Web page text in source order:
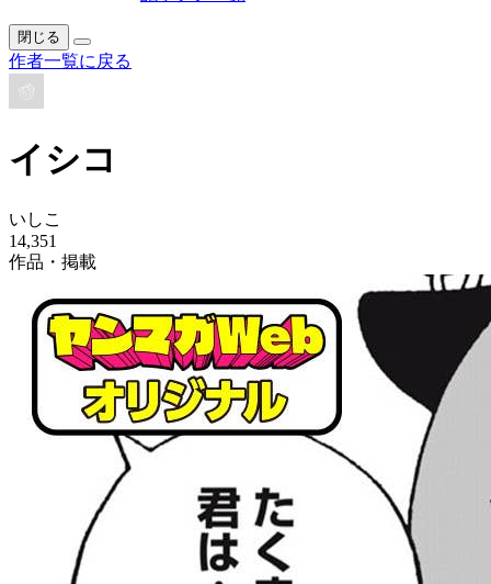
閉じる
作者一覧に戻る
イシコ
いしこ
14,351
作品・掲載